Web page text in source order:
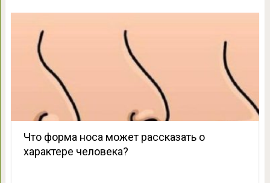
Что форма носа может рассказать о
характере человека?